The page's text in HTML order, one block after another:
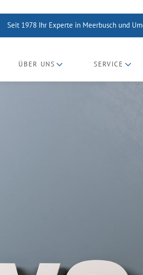
Seit 1978 Ihr Experte in Meerbusch und
ÜBER UNS SERVICE